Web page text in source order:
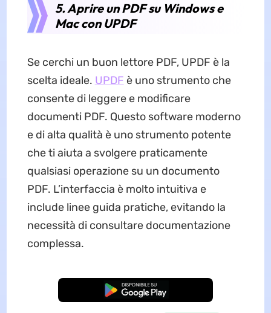
5. Aprire un PDF su Windows e
Mac con UPDF
Se cerchi un buon lettore PDF, UPDF è la
scelta ideale. UPDF è uno strumento che
consente di leggere e modificare
documenti PDF. Questo software moderno
e di alta qualità è uno strumento potente
che ti aiuta a svolgere praticamente
qualsiasi operazione su un documento
PDF. L’interfaccia è molto intuitiva e
include linee guida pratiche, evitando la
necessità di consultare documentazione
complessa.
Download Gratis